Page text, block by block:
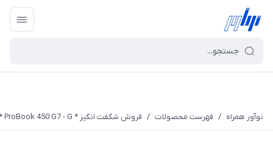
نوآور همراه / فهرست محصولات / فروش شگفت انگیز * ProBook 450 G7 - G *